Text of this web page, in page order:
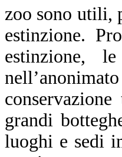
zoo sono utili,
estinzione.
estinzione,
grandi
luoghi e sedi